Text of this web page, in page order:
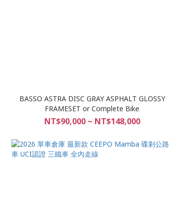
BASSO ASTRA DISC GRAY ASPHALT GLOSSY
FRAMESET or Complete Bike
NT$90,000 ~ NT$148,000